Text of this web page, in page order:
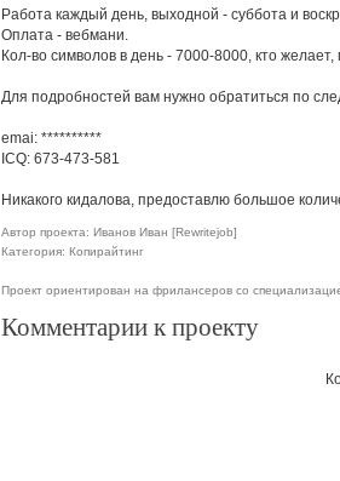
Работа каждый день, выходной - суббота и
Оплата - вебмани.
Кол-во символов в день - 7000-8000, кто
Для подробностей вам нужно обратиться по
emai: **********
ICQ: 673-473-581
Никакого кидалова, предоставлю большое
Автор проекта: Иванов Иван [Rewritejob]
Категория: Копирайтинг
Проект ориентирован на фрилансеров со
Комментарии к проекту